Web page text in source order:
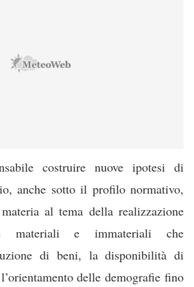
costruire nuove ipotesi di
anche sotto il profilo normativo,
al tema della realizzazione
materiali e immateriali che
di beni, la disponibilità di
delle demografie fino